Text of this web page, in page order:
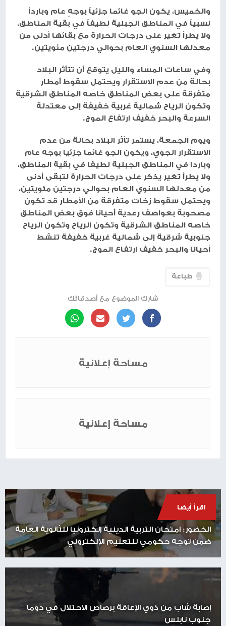
والخميس، يكون الجو غائما جزئياً بوجهٍ عام وبارداً
نسبياً في المناطق الجبلية لطيفاً في بقية المناطق،
ولا يطرأ تغير على درجات الحرارة مع بقائها أدنى من
معدلها السنوي العام بحوالي درجتين مئويتين.
وفي ساعات المساء والليل يتوقع أن تتأثر البلاد
بحالة من عدم الاستقرار ويحتمل سقوط أمطار
متفرقة على بعض المناطق خاصه المناطق الشرقية
وتكون الرياح شمالية غربية خفيفة إلى معتدلة
السرعة والبحر خفيف ارتفاع الموج.
ويوم الجمعة، يستمر تأثر البلاد بحالة من عدم
الاستقرار الجوي، ويكون الجو غائما جزئيا بوجه عام
وباردا في المناطق الجبلية لطيفا في بقية المناطق،
ولا يطرأ تغير يذكر على درجات الحرارة لتبقى أدنى
من معدلها السنوي العام بحوالي درجتين مئويتين،
ويحتمل سقوط زخات متفرقة من الأمطار قد تكون
مصحوبة بعواصف رعدية أحيانا فوق بعض المناطق
خاصه المناطق الشرقية وتكون الرياح وتكون الرياح
جنوبية شرقية إلى شمالية غربية خفيفة تنشط
أحيانا والبحر خفيف ارتفاع الموج.
طباعة
شارك الموضوع مع أصدقائك
مساحة إعلانية
مساحة إعلانية
اقرأ أيضا
الخضور: امتحان التربية الدينية إلكترونيا للثانوية العامة
ضمن توجه حكومي للتعليم الإلكتروني
إصابة شاب من ذوي الإعاقة برصاص الاحتلال في دوما
جنوب نابلس